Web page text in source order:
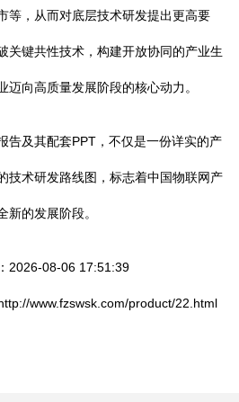
等，从而对底层技术研发提出更高要
关键共性技术，构建开放协同的产业生
迈向高质量发展阶段的核心动力。
告及其配套PPT，不仅是一份详实的产
技术研发路线图，标志着中国物联网产
新的发展阶段。
2026-08-06 17:51:39
www.fzswsk.com/product/22.html